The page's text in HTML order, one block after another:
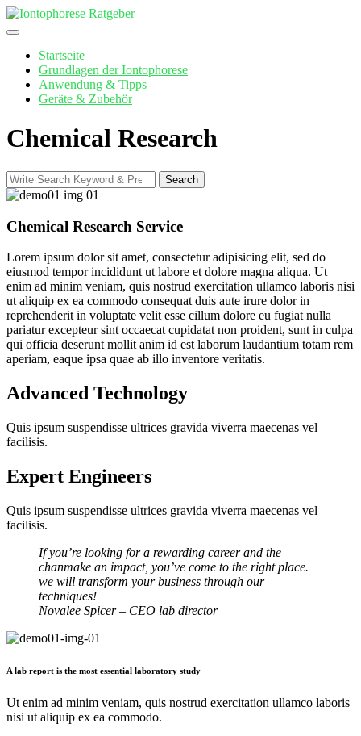
Skip
to
Startseite
Grundlagen der Iontophorese
Anwendung & Tipps
Geräte & Zubehör
Chemical Research
Search
for:
Search
Chemical Research Service
Lorem ipsum dolor sit amet, consectetur adipisicing elit, sed do
eiusmod tempor incididunt ut labore et dolore magna aliqua. Ut
enim ad minim veniam, quis nostrud exercitation ullamco laboris nisi
ut aliquip ex ea commodo consequat duis aute irure dolor in
reprehenderit in voluptate velit esse cillum dolore eu fugiat nulla
pariatur excepteur sint occaecat cupidatat non proident, sunt in culpa
qui officia deserunt mollit anim id est laborum laudantium totam rem
aperiam, eaque ipsa quae ab illo inventore veritatis.
Advanced Technology
Quis ipsum suspendisse ultrices gravida viverra maecenas vel
facilisis.
Expert Engineers
Quis ipsum suspendisse ultrices gravida viverra maecenas vel
facilisis.
If you’re looking for a rewarding career and the
chanmake an impact, you’ve come to the right place.
we will transform your business through our
techniques!
Novalee Spicer – CEO lab director
A lab report is the most essential laboratory study
Ut enim ad minim veniam, quis nostrud exercitation ullamco laboris
nisi ut aliquip ex ea commodo.